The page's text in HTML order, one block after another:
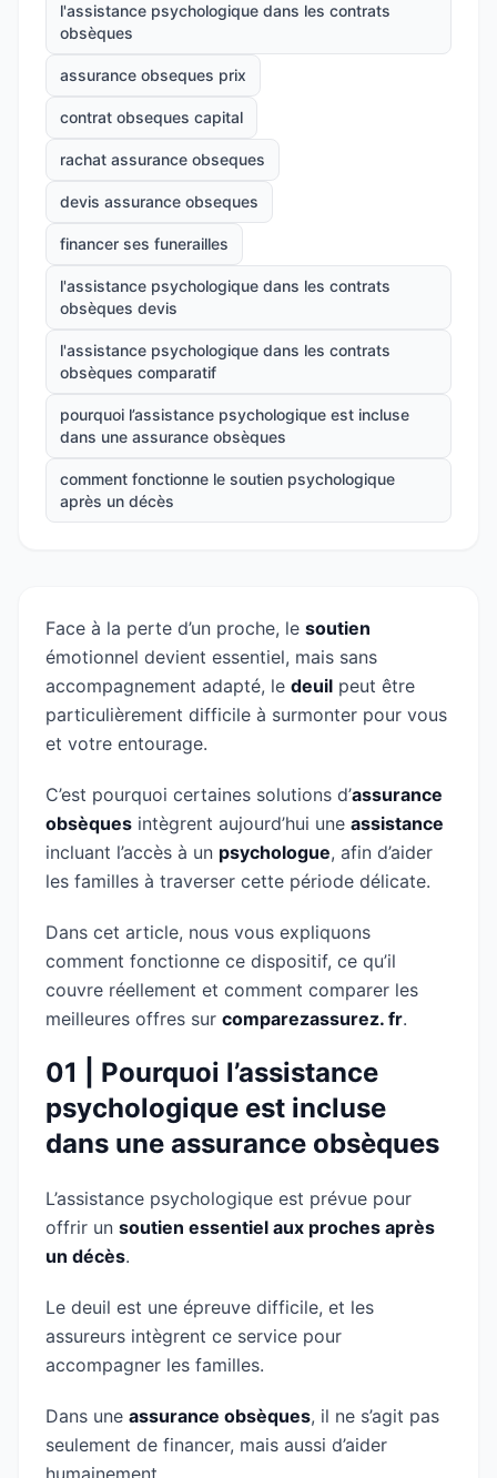
l'assistance psychologique dans les contrats
obsèques
assurance obseques prix
contrat obseques capital
rachat assurance obseques
devis assurance obseques
financer ses funerailles
l'assistance psychologique dans les contrats
obsèques devis
l'assistance psychologique dans les contrats
obsèques comparatif
pourquoi l’assistance psychologique est incluse
dans une assurance obsèques
comment fonctionne le soutien psychologique
après un décès
Face à la perte d’un proche, le soutien
émotionnel devient essentiel, mais sans
accompagnement adapté, le deuil peut être
particulièrement difficile à surmonter pour vous
et votre entourage.
C’est pourquoi certaines solutions d’assurance
obsèques intègrent aujourd’hui une assistance
incluant l’accès à un psychologue, afin d’aider
les familles à traverser cette période délicate.
Dans cet article, nous vous expliquons
comment fonctionne ce dispositif, ce qu’il
couvre réellement et comment comparer les
meilleures offres sur comparezassurez. fr.
01 | Pourquoi l’assistance
psychologique est incluse
dans une assurance obsèques
L’assistance psychologique est prévue pour
offrir un soutien essentiel aux proches après
un décès.
Le deuil est une épreuve difficile, et les
assureurs intègrent ce service pour
accompagner les familles.
Dans une assurance obsèques, il ne s’agit pas
seulement de financer, mais aussi d’aider
humainement.